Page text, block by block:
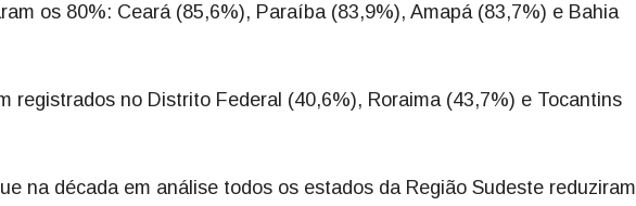
os 80%: Ceará (85,6%), Paraíba (83,9%), Amapá (83,7%) e Bahia
registrados no Distrito Federal (40,6%), Roraima (43,7%) e Tocantins
na década em análise todos os estados da Região Sudeste reduziram